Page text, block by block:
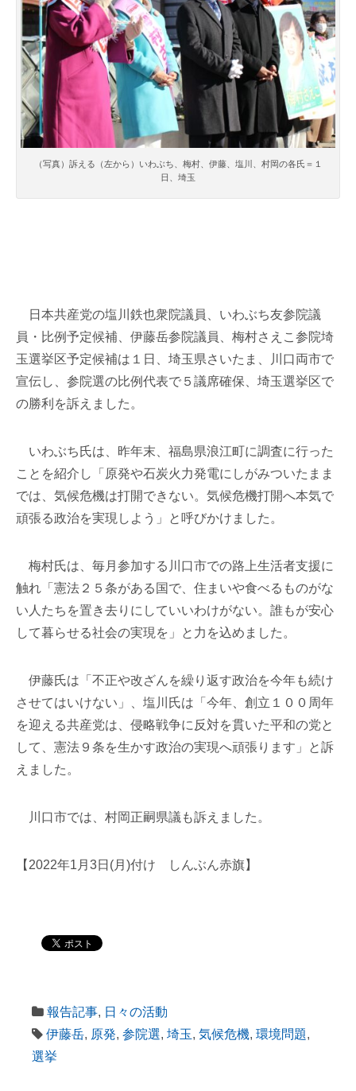
（写真）訴える（左から）いわぶち、梅村、伊藤、塩川、村岡の各氏＝１
日、埼玉
日本共産党の塩川鉄也衆院議員、いわぶち友参院議
員・比例予定候補、伊藤岳参院議員、梅村さえこ参院埼
玉選挙区予定候補は１日、埼玉県さいたま、川口両市で
宣伝し、参院選の比例代表で５議席確保、埼玉選挙区で
の勝利を訴えました。
いわぶち氏は、昨年末、福島県浪江町に調査に行った
ことを紹介し「原発や石炭火力発電にしがみついたまま
では、気候危機は打開できない。気候危機打開へ本気で
頑張る政治を実現しよう」と呼びかけました。
梅村氏は、毎月参加する川口市での路上生活者支援に
触れ「憲法２５条がある国で、住まいや食べるものがな
い人たちを置き去りにしていいわけがない。誰もが安心
して暮らせる社会の実現を」と力を込めました。
伊藤氏は「不正や改ざんを繰り返す政治を今年も続け
させてはいけない」、塩川氏は「今年、創立１００周年
を迎える共産党は、侵略戦争に反対を貫いた平和の党と
して、憲法９条を生かす政治の実現へ頑張ります」と訴
えました。
川口市では、村岡正嗣県議も訴えました。
【2022年1月3日(月)付け しんぶん赤旗】
報告記事, 日々の活動
伊藤岳, 原発, 参院選, 埼玉, 気候危機, 環境問題,
選挙